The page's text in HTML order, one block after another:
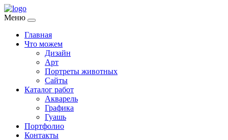
Меню
Главная
Что можем
Дизайн
Арт
Портреты животных
Сайты
Каталог работ
Акварель
Графика
Гуашь
Портфолио
Контакты